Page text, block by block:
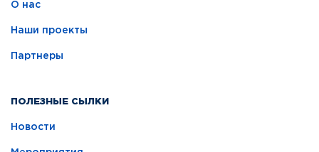
О нас
Наши проекты
Партнеры
ПОЛЕЗНЫЕ СЫЛКИ
Новости